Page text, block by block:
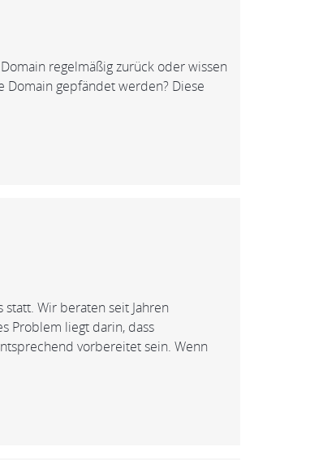
regelmäßig zurück oder wissen
gepfändet werden? Diese
Wir beraten seit Jahren
Problem liegt darin, dass
vorbereitet sein. Wenn